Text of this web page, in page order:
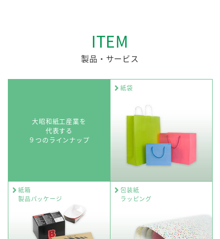
ITEM
製品・サービス
大昭和紙工産業を
代表する
９つのラインナップ
紙袋
紙箱
製品パッケージ
包装紙
ラッピング